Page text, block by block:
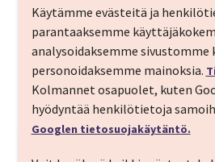
Käsimatkatavarat
Majoitus aamiaisella
HUOM! Voit valita ruumalaukun
Käytämme evästeitä ja
parantaaksemme
analysoidaksemme sivustomme
personoidaksemme mainoksia.
Kolmannet osapuolet, kuten
hyödyntää henkilötietoja
Googlen tietosuojakäytäntö.